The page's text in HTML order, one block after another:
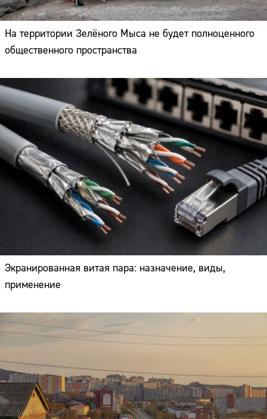
На территории Зелёного Мыса не будет полноценного
общественного пространства
Экранированная витая пара: назначение, виды,
применение